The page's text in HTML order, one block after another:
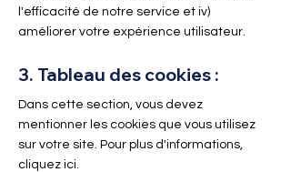
l'efficacité de notre service et iv)
améliorer votre expérience utilisateur.
3. Tableau des cookies :
Dans cette section, vous devez
mentionner les cookies que vous utilisez
sur votre site. Pour plus d'informations,
cliquez ici.